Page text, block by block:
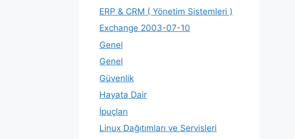
ERP & CRM ( Yönetim Sistemleri )
Exchange 2003-07-10
Genel
Genel
Güvenlik
Hayata Dair
İpuçları
Linux Dağıtımları ve Servisleri